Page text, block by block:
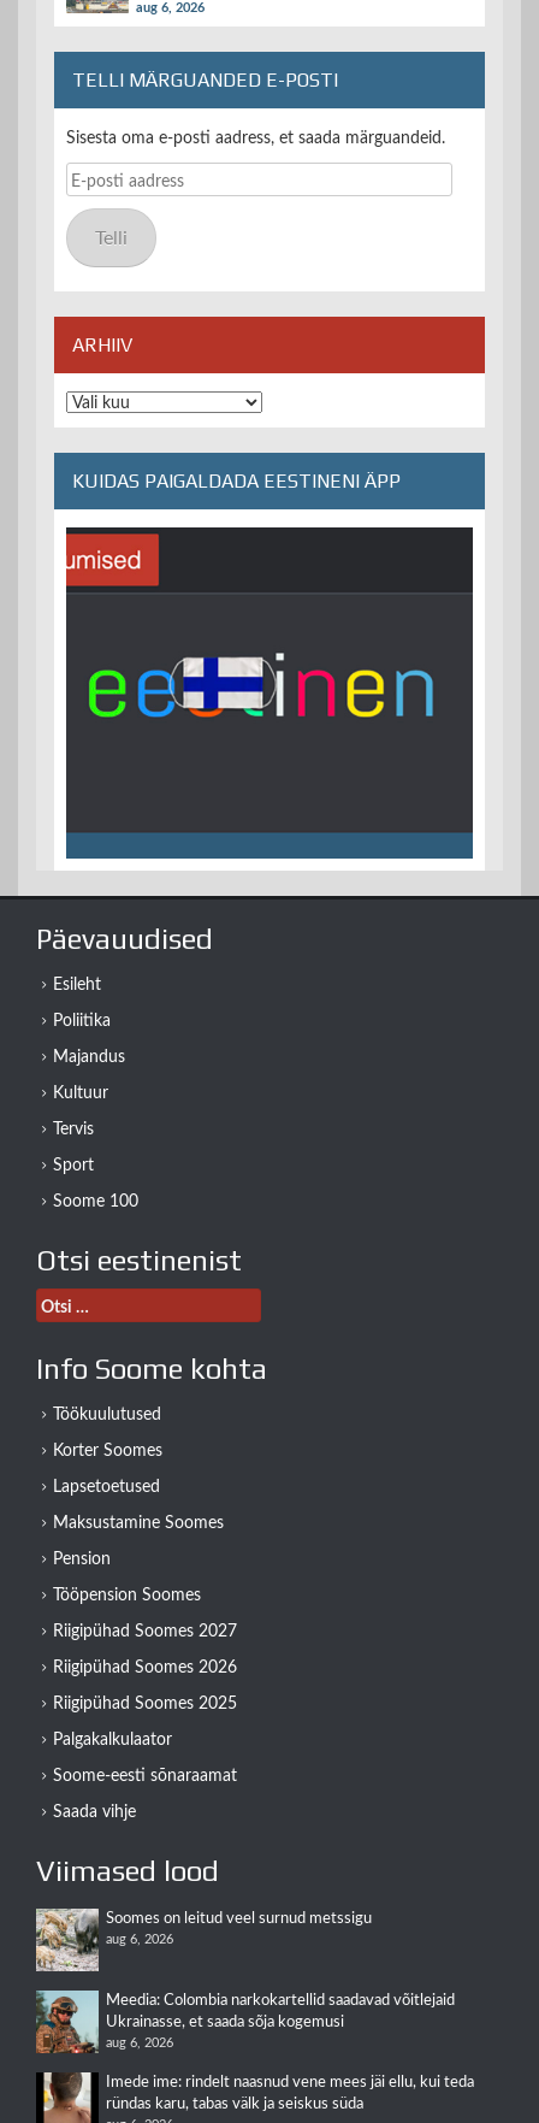
aug 6, 2026
TELLI MÄRGUANDED E-POSTI
Sisesta oma e-posti aadress, et saada märguandeid.
E-
posti
aadress
Telli
ARHIIV
Arhiiv
KUIDAS PAIGALDADA EESTINENI ÄPP
Päevauudised
Esileht
Poliitika
Majandus
Kultuur
Tervis
Sport
Soome 100
Otsi eestinenist
Otsi:
Info Soome kohta
Töökuulutused
Korter Soomes
Lapsetoetused
Maksustamine Soomes
Pension
Tööpension Soomes
Riigipühad Soomes 2027
Riigipühad Soomes 2026
Riigipühad Soomes 2025
Palgakalkulaator
Soome-eesti sõnaraamat
Saada vihje
Viimased lood
Soomes on leitud veel surnud metssigu
aug 6, 2026
Meedia: Colombia narkokartellid saadavad võitlejaid
Ukrainasse, et saada sõja kogemusi
aug 6, 2026
Imede ime: rindelt naasnud vene mees jäi ellu, kui teda
ründas karu, tabas välk ja seiskus süda